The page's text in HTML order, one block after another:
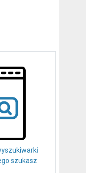
szukasz